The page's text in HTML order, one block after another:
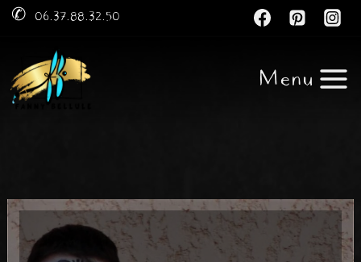
Aller
contenu
✆ 06.37.88.32.50
Menu